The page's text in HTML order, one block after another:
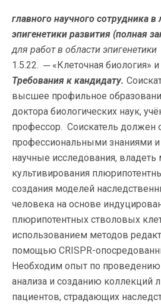
главного научного сотрудника
эпигенетики развития (полная
для работ в области эпигенетики
1.5.22. ─ «Клеточная биология» и
Требования к кандидату.
высшее профильное
доктора биологических наук,
профессор. Соискатель должен
профессиональными знаниями
научные исследования, владеть
культивирования
создания моделей
человека на основе
плюрипотентных стволовых
использованием методов
помощью CRISPR-
Необходим опыт по проведению
анализа и созданию коллекций
пациентов, страдающих